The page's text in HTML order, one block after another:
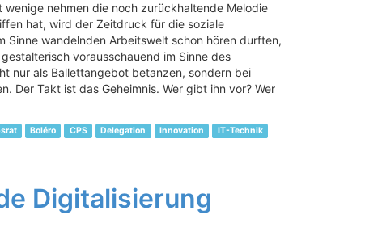
wenige nehmen die noch zurückhaltende Melodie
hat, wird der Zeitdruck für die soziale
Sinne wandelnden Arbeitswelt schon hören durften,
vorausschauend im Sinne des
nur als Ballettangebot betanzen, sondern bei
Der Takt ist das Geheimnis. Wer gibt ihn vor? Wer
Boléro CPS Delegation Innovation
IT-Technik
Digitalisierung